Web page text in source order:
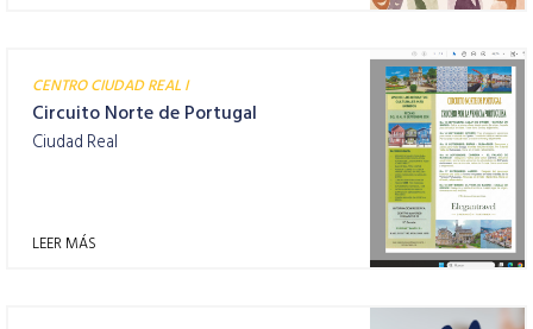
CENTRO CIUDAD REAL I
Circuito Norte de Portugal
Ciudad Real
LEER MÁS